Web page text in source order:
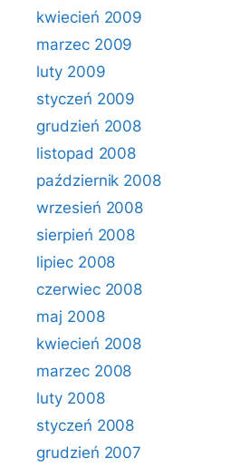
kwiecień 2009
marzec 2009
luty 2009
styczeń 2009
grudzień 2008
listopad 2008
październik 2008
wrzesień 2008
sierpień 2008
lipiec 2008
czerwiec 2008
maj 2008
kwiecień 2008
marzec 2008
luty 2008
styczeń 2008
grudzień 2007